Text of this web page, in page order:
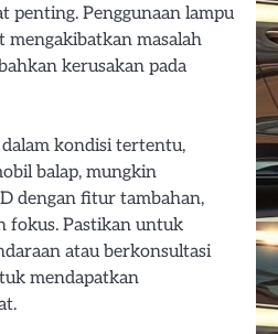
penting. Penggunaan lampu
mengakibatkan masalah
kerusakan pada
kondisi tertentu,
balap, mungkin
dengan fitur tambahan,
fokus. Pastikan untuk
atau berkonsultasi
mendapatkan